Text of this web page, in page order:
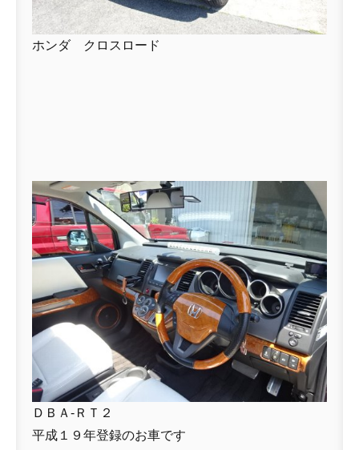
ホンダ クロスロード
ＤＢＡ-ＲＴ２
平成１９年登録のお車です